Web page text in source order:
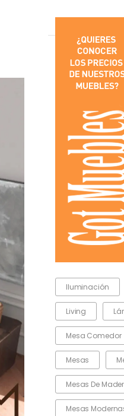
Iluminación
Living
Mesa Comedor
Mesas
Mesas De
Mesas